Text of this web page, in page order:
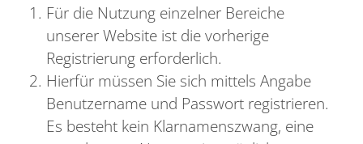
Für die Nutzung einzelner Bereiche
unserer Website ist die vorherige
Registrierung erforderlich.
Hierfür müssen Sie sich mittels Angabe
Benutzername und Passwort registrieren.
Es besteht kein Klarnamenszwang, eine